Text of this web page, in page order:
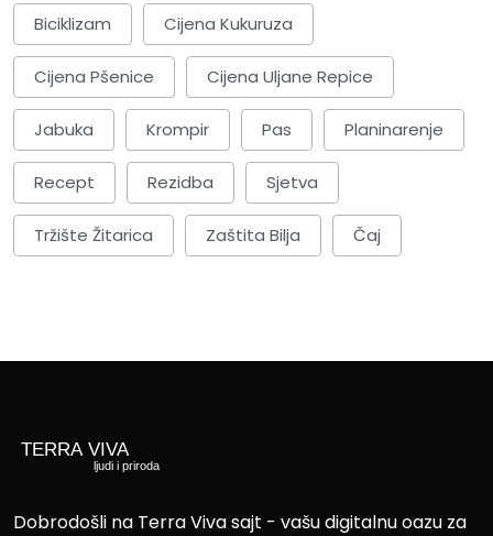
Biciklizam Cijena Kukuruza
Cijena Pšenice Cijena Uljane Repice
Jabuka Krompir Pas Planinarenje
Recept Rezidba Sjetva
Tržište Žitarica Zaštita Bilja Čaj
Dobrodošli na Terra Viva sajt - vašu digitalnu oazu za